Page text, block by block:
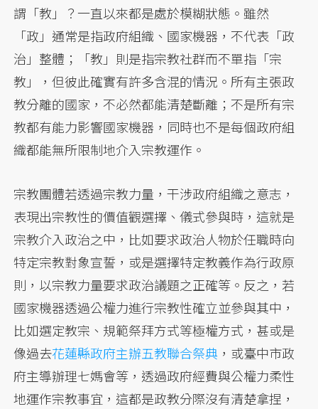
謂「教」？一直以來都是處於模糊狀態。雖然
「政」通常是指政府組織、國家機器，不代表「政
治」整體；「教」則是指宗教社群而不單指「宗
教」，但彼此確實有許多含混的情況。所有主張政
教分離的國家，不必然都能清楚斷離；不是所有宗
教都有能力影響國家機器，同時也不是每個政府組
織都能無所限制地介入宗教運作。
宗教團體若透過宗教力量，干涉政府組織之意志，
表現出宗教性的價值觀選擇、儀式參與時，這就是
宗教介入政治之中，比如要求政治人物於任職時向
特定宗教對象宣誓，或是選擇特定教義作為行政原
則，以宗教力量要求政治議題之正確等。反之，若
國家機器透過公權力進行宗教性確立並參與其中，
比如選定教宗、規範祭拜方式等極權方式，甚或是
像過去花蓮縣政府主辦五教聯合祭典 ，或臺中市政
府主導辦理七媽會等，透過政府經費與公權力柔性
地運作宗教事宜，這都是政教分際沒有清楚拿捏，